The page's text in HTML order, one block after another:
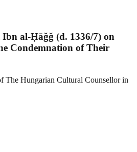
al-Ḥāğğ (d. 1336/7) on
Condemnation of Their
The Hungarian Cultural Counsellor in